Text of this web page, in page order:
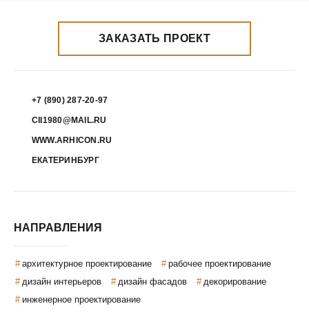
ЗАКАЗАТЬ ПРОЕКТ
+7 (890) 287-20-97
CII1980@MAIL.RU
WWW.ARHICON.RU
ЕКАТЕРИНБУРГ
НАПРАВЛЕНИЯ
архитектурное проектирование
рабочее проектирование
дизайн интерьеров
дизайн фасадов
декорирование
инженерное проектирование